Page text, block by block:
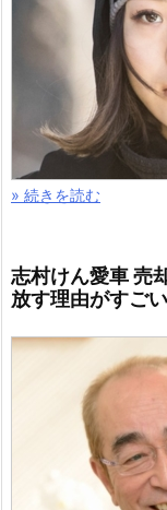
» 続きを読む
志村けん愛車 売
放す理由がすごい